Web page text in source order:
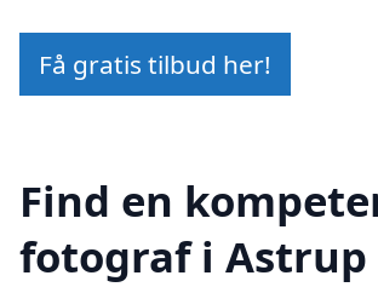
Få gratis tilbud her!
Find en
fotograf i Astrup